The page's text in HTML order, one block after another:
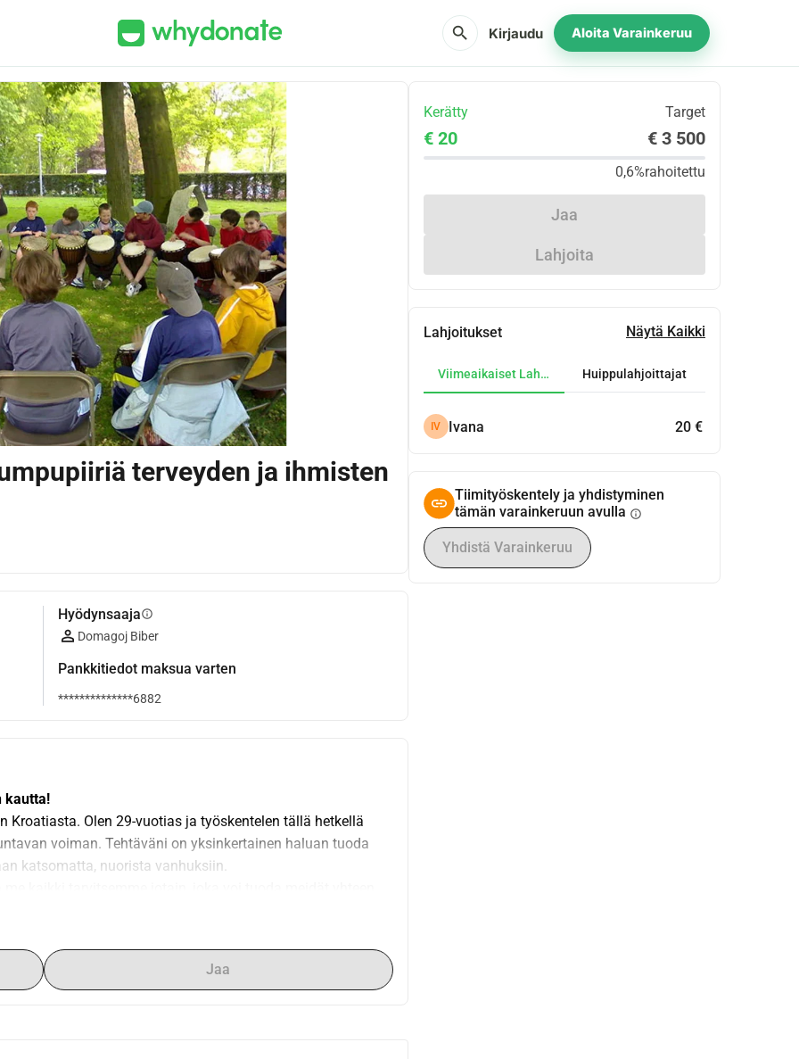
search Kirjaudu Aloita Varainkeruu
terveyden ja ihmisten
Hyödynsaajainfo
Domagoj Biber
Pankkitiedot maksua varten
**************6882
kautta!
Kroatiasta. Olen 29-vuotias ja työskentelen tällä hetkellä
voiman. Tehtäväni on yksinkertainen haluan tuoda
katsomatta, nuorista vanhuksiin.
tulevat kuvaan. Nämä yhteisölliset kokoontumiset ovat
hauskaa tapaa liittyä toisiin, rumpupiirit tarjoavat
Jaa
Kerätty Target
€ 20 € 3 500
0,6%rahoitettu
Jaa
Lahjoita
Lahjoitukset Näytä Kaikki
Viimeaikaiset LahjoituksetHuippulahjoittajat
IV Ivana 20 €
Tiimityöskentely ja yhdistyminen
tämän varainkeruun avulla info
Yhdistä Varainkeruu